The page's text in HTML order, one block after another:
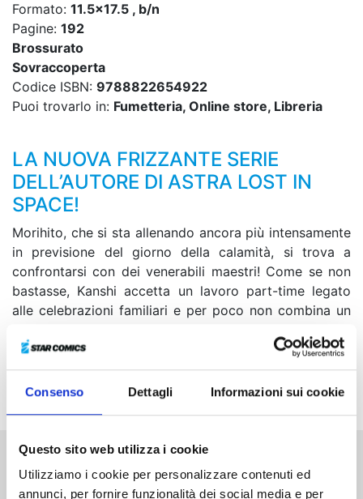
Consenso Dettagli Informazioni sui cookie
Questo sito web utilizza i cookie
Utilizziamo i cookie per personalizzare contenuti ed
annunci, per fornire funzionalità dei social media e per
Formato: 11.5x17.5 , b/n
Pagine: 192
Brossurato
Sovraccoperta
Codice ISBN: 9788822654922
Puoi trovarlo in: Fumetteria, Online store, Libreria
LA NUOVA FRIZZANTE SERIE
DELL’AUTORE DI ASTRA LOST IN
SPACE!
Morihito, che si sta allenando ancora più intensamente
in previsione del giorno della calamità, si trova a
confrontarsi con dei venerabili maestri! Come se non
bastasse, Kanshi accetta un lavoro part-time legato
alle celebrazioni familiari e per poco non combina un
prodigiosi porta a uno sviluppo inatteso! Infine, al liceo
Asunaro viene assegnata una nuova supplente:
l’episodio crossover con Sket Dance è servito!
Altri volumi della serie